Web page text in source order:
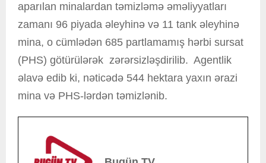
aparılan minalardan təmizləmə əməliyyatları
zamanı 96 piyada əleyhinə və 11 tank əleyhinə
mina, o cümlədən 685 partlamamış hərbi sursat
(PHS) götürülərək zərərsizləşdirilib. Agentlik
əlavə edib ki, nəticədə 544 hektara yaxın ərazi
mina və PHS-lərdən təmizlənib.